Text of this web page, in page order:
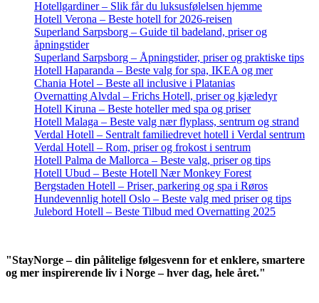
Hotellgardiner – Slik får du luksusfølelsen hjemme
Hotell Verona – Beste hotell for 2026-reisen
Superland Sarpsborg – Guide til badeland, priser og
åpningstider
Superland Sarpsborg – Åpningstider, priser og praktiske tips
Hotell Haparanda – Beste valg for spa, IKEA og mer
Chania Hotel – Beste all inclusive i Platanias
Overnatting Alvdal – Frichs Hotell, priser og kjæledyr
Hotell Kiruna – Beste hoteller med spa og priser
Hotell Malaga – Beste valg nær flyplass, sentrum og strand
Verdal Hotell – Sentralt familiedrevet hotell i Verdal sentrum
Verdal Hotell – Rom, priser og frokost i sentrum
Hotell Palma de Mallorca – Beste valg, priser og tips
Hotell Ubud – Beste Hotell Nær Monkey Forest
Bergstaden Hotell – Priser, parkering og spa i Røros
Hundevennlig hotell Oslo – Beste valg med priser og tips
Julebord Hotell – Beste Tilbud med Overnatting 2025
"StayNorge – din pålitelige følgesvenn for et enklere, smartere
og mer inspirerende liv i Norge – hver dag, hele året."